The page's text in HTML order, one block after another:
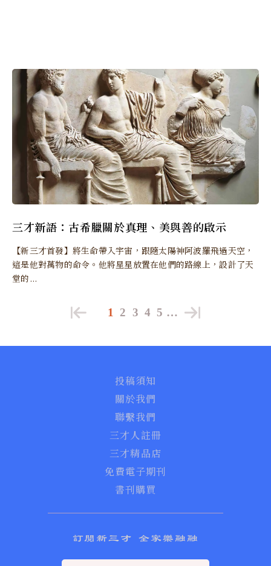
三才新語：古希臘關於真理、美與善的啟示
【新三才首發】將生命帶入宇宙，跟隨太陽神阿波羅飛過天空，
這是他對萬物的命令。他將星星放置在他們的路線上，設計了天
堂的...
1 2 3 4 5 …
投稿須知
關於我們
聯繫我們
三才人註冊
三才精品店
免費電子期刊
書刊購買
訂閱新三才 全家樂融融